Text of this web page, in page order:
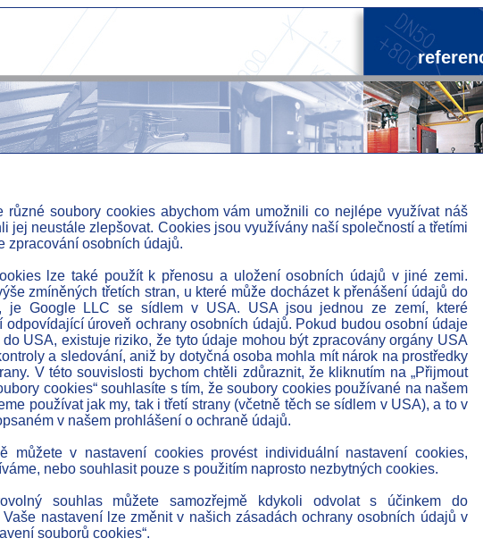
» profil
» osvědčení
» reference
» ukazatele
» id
» kontakt
» ochrana dat
» home
centrum
různé soubory cookies abychom vám umožnili co nejlépe využívat náš
jej neustále zlepšovat. Cookies jsou využívány naší společností a třetími
zpracování osobních údajů.
lze také použít k přenosu a uložení osobních údajů v jiné zemi.
zmíněných třetích stran, u které může docházet k přenášení údajů do
je Google LLC se sídlem v USA. USA jsou jednou ze zemí, které
odpovídající úroveň ochrany osobních údajů. Pokud budou osobní údaje
do USA, existuje riziko, že tyto údaje mohou být zpracovány orgány USA
a sledování, aniž by dotyčná osoba mohla mít nárok na prostředky
V této souvislosti bychom chtěli zdůraznit, že kliknutím na „Přijmout
cookies“ souhlasíte s tím, že soubory cookies používané na našem
používat jak my, tak i třetí strany (včetně těch se sídlem v USA), a to v
v našem prohlášení o ochraně údajů.
můžete v nastavení cookies provést individuální nastavení cookies,
nebo souhlasit pouze s použitím naprosto nezbytných cookies.
souhlas můžete samozřejmě kdykoli odvolat s účinkem do
Vaše nastavení lze změnit v našich zásadách ochrany osobních údajů v
souborů cookies“.